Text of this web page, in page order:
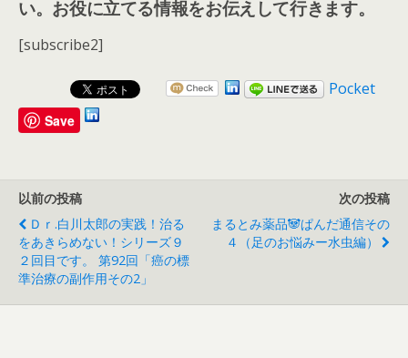
い。お役に立てる情報をお伝えして行きます。
[subscribe2]
Pocket
Save
以前の投稿
Ｄｒ.白川太郎の実践！治る
をあきらめない！シリーズ９
２回目です。 第92回「癌の標
準治療の副作用その2」
次の投稿
まるとみ薬品🐼ぱんだ通信その
４（足のお悩みー水虫編）